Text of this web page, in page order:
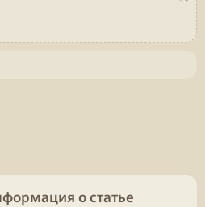
о статье